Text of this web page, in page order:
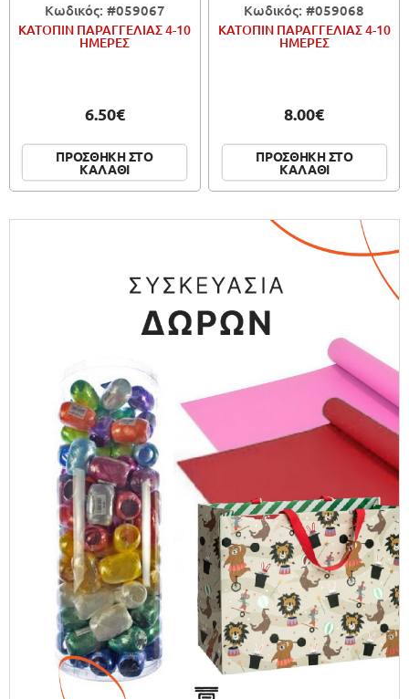
Κωδικός: #059067
ΚΑΤΟΠΙΝ ΠΑΡΑΓΓΕΛΙΑΣ 4-10
ΗΜΕΡΕΣ
6.50€
ΠΡΟΣΘΗΚΗ ΣΤΟ
ΚΑΛΑΘΙ
Κωδικός: #059068
ΚΑΤΟΠΙΝ ΠΑΡΑΓΓΕΛΙΑΣ 4-10
ΗΜΕΡΕΣ
8.00€
ΠΡΟΣΘΗΚΗ ΣΤΟ
ΚΑΛΑΘΙ